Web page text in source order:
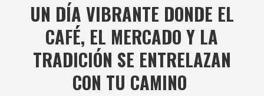
UN DÍA VIBRANTE DONDE EL
CAFÉ, EL MERCADO Y LA
TRADICIÓN SE ENTRELAZAN
CON TU CAMINO